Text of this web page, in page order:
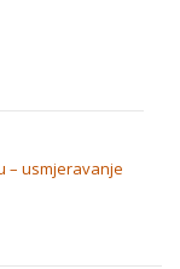
– usmjeravanje